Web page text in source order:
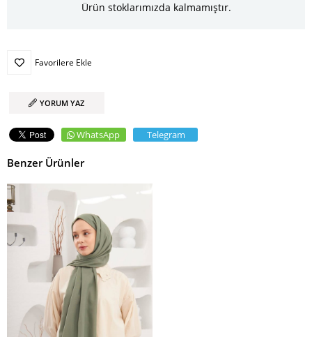
Ürün stoklarımızda kalmamıştır.
Favorilere Ekle
YORUM YAZ
WhatsApp Telegram
Benzer Ürünler